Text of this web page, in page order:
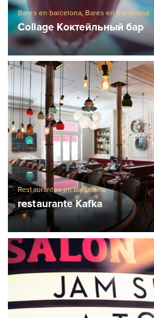
Bares en barcelona, Bares en Barcelona
Collage Коктейльный бар
Restaurantes en barcelona
restaurante Kafka